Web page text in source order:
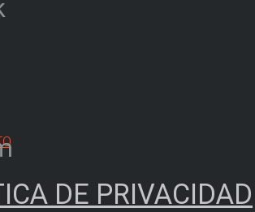
DE PRIVACIDAD